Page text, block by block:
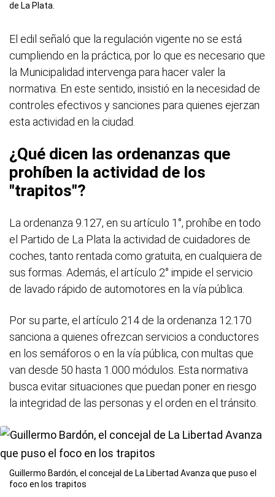
de La Plata.
El edil señaló que la regulación vigente no se está
cumpliendo en la práctica, por lo que es necesario que
la Municipalidad intervenga para hacer valer la
normativa. En este sentido, insistió en la necesidad de
controles efectivos y sanciones para quienes ejerzan
esta actividad en la ciudad.
¿Qué dicen las ordenanzas que
prohíben la actividad de los
"trapitos"?
La ordenanza 9.127, en su artículo 1°, prohíbe en todo
el Partido de La Plata la actividad de cuidadores de
coches, tanto rentada como gratuita, en cualquiera de
sus formas. Además, el artículo 2° impide el servicio
de lavado rápido de automotores en la vía pública.
Por su parte, el artículo 214 de la ordenanza 12.170
sanciona a quienes ofrezcan servicios a conductores
en los semáforos o en la vía pública, con multas que
van desde 50 hasta 1.000 módulos. Esta normativa
busca evitar situaciones que puedan poner en riesgo
la integridad de las personas y el orden en el tránsito.
Guillermo Bardón, el concejal de La Libertad Avanza que puso el
foco en los trapitos